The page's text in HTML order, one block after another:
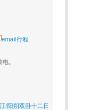
email行程
。
/阳朔双卧十二日